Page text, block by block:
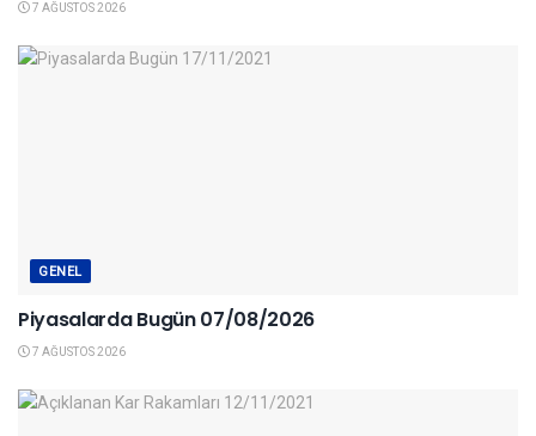
7 AĞUSTOS 2026
GENEL
Piyasalarda Bugün 07/08/2026
7 AĞUSTOS 2026